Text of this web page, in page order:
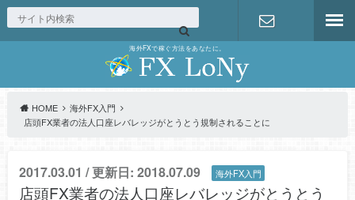
海外FXで稼ぐ方法をあなたに。
お問い合わ
HOME
海外FX入門
店頭FX業者の法人口座レバレッジがとうとう規制されることに
2017.03.01 / 更新日: 2018.07.09 海外FX入門
店頭FX業者の法人口座レバレッジがとうとう